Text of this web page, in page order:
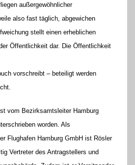
außergewöhnlicher
also fast täglich, abgewichen
stellt einen erheblichen
Öffentlichkeit dar. Die Öffentlichkeit
vorschreibt – beteiligt werden
vom Bezirksamtsleiter Hamburg
worden. Als
Flughafen Hamburg GmbH ist Rösler
Vertreter des Antragstellers und